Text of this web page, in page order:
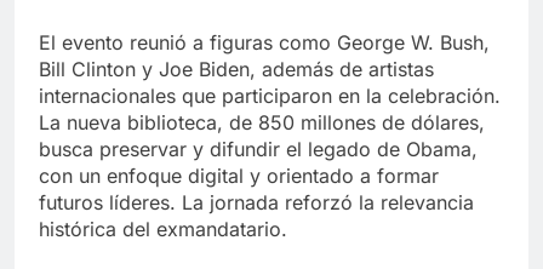
El evento reunió a figuras como George W. Bush,
Bill Clinton y Joe Biden, además de artistas
internacionales que participaron en la celebración.
La nueva biblioteca, de 850 millones de dólares,
busca preservar y difundir el legado de Obama,
con un enfoque digital y orientado a formar
futuros líderes. La jornada reforzó la relevancia
histórica del exmandatario.